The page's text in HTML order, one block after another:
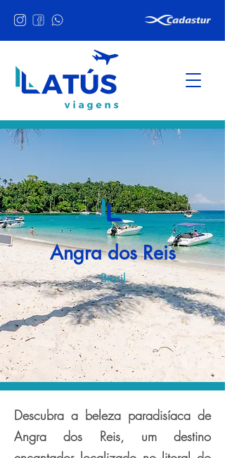
Angra dos Reis
Brasil
Descubra a beleza paradisíaca de
Angra dos Reis, um destino